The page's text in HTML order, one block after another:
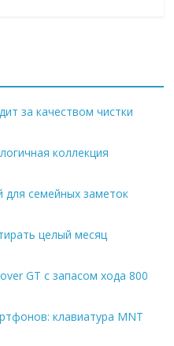
за качеством чистки
коллекция
для семейных заметок
целый месяц
GT с запасом хода 800
клавиатура MNT